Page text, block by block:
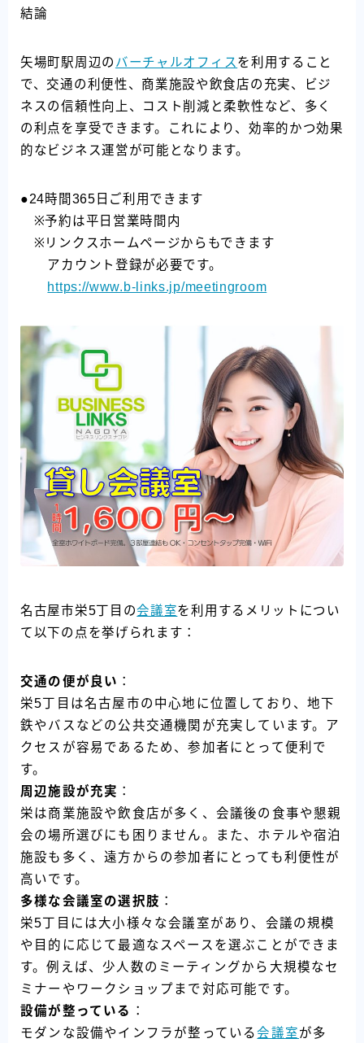
結論
矢場町駅周辺の バーチャルオフィス を利用すること
で、交通の利便性、商業施設や飲食店の充実、ビジ
ネスの信頼性向上、コスト削減と柔軟性など、多く
の利点を享受できます。これにより、効率的かつ効果
的なビジネス運営が可能となります。
●24時間365日ご利用できます
※予約は平日営業時間内
※リンクスホームページからもできます
アカウント登録が必要です。
https://www.b-links.jp/meetingroom
名古屋市栄5丁目の会議室を利用するメリットについ
て以下の点を挙げられます：
交通の便が良い ：
栄5丁目は名古屋市の中心地に位置しており、地下
鉄やバスなどの公共交通機関が充実しています。ア
クセスが容易であるため、参加者にとって便利で
す。
周辺施設が充実 ：
栄は商業施設や飲食店が多く、会議後の食事や懇親
会の場所選びにも困りません。また、ホテルや宿泊
施設も多く、遠方からの参加者にとっても利便性が
高いです。
多様な会議室の選択肢 ：
栄5丁目には大小様々な会議室があり、会議の規模
や目的に応じて最適なスペースを選ぶことができま
す。例えば、少人数のミーティングから大規模なセ
ミナーやワークショップまで対応可能です。
設備が整っている ：
モダンな設備やインフラが整っている会議室が多